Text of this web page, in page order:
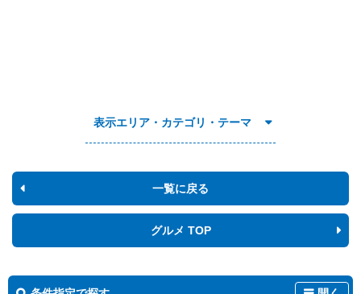
表示エリア・カテゴリ・テーマ
一覧に戻る
グルメ TOP